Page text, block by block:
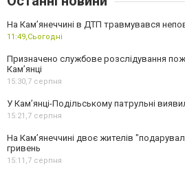
На Кам’янеччині в ДТП травмувався
11:49,Сьогодні
Призначено службове розслідування
Кам’янці
15:30,7 серпня
У Кам’янці-Подільському патрульні
15:21,7 серпня
На Камʼянеччині двоє жителів
гривень
15:11,7 серпня